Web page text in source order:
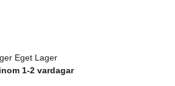
Eget Lager
1-2 vardagar